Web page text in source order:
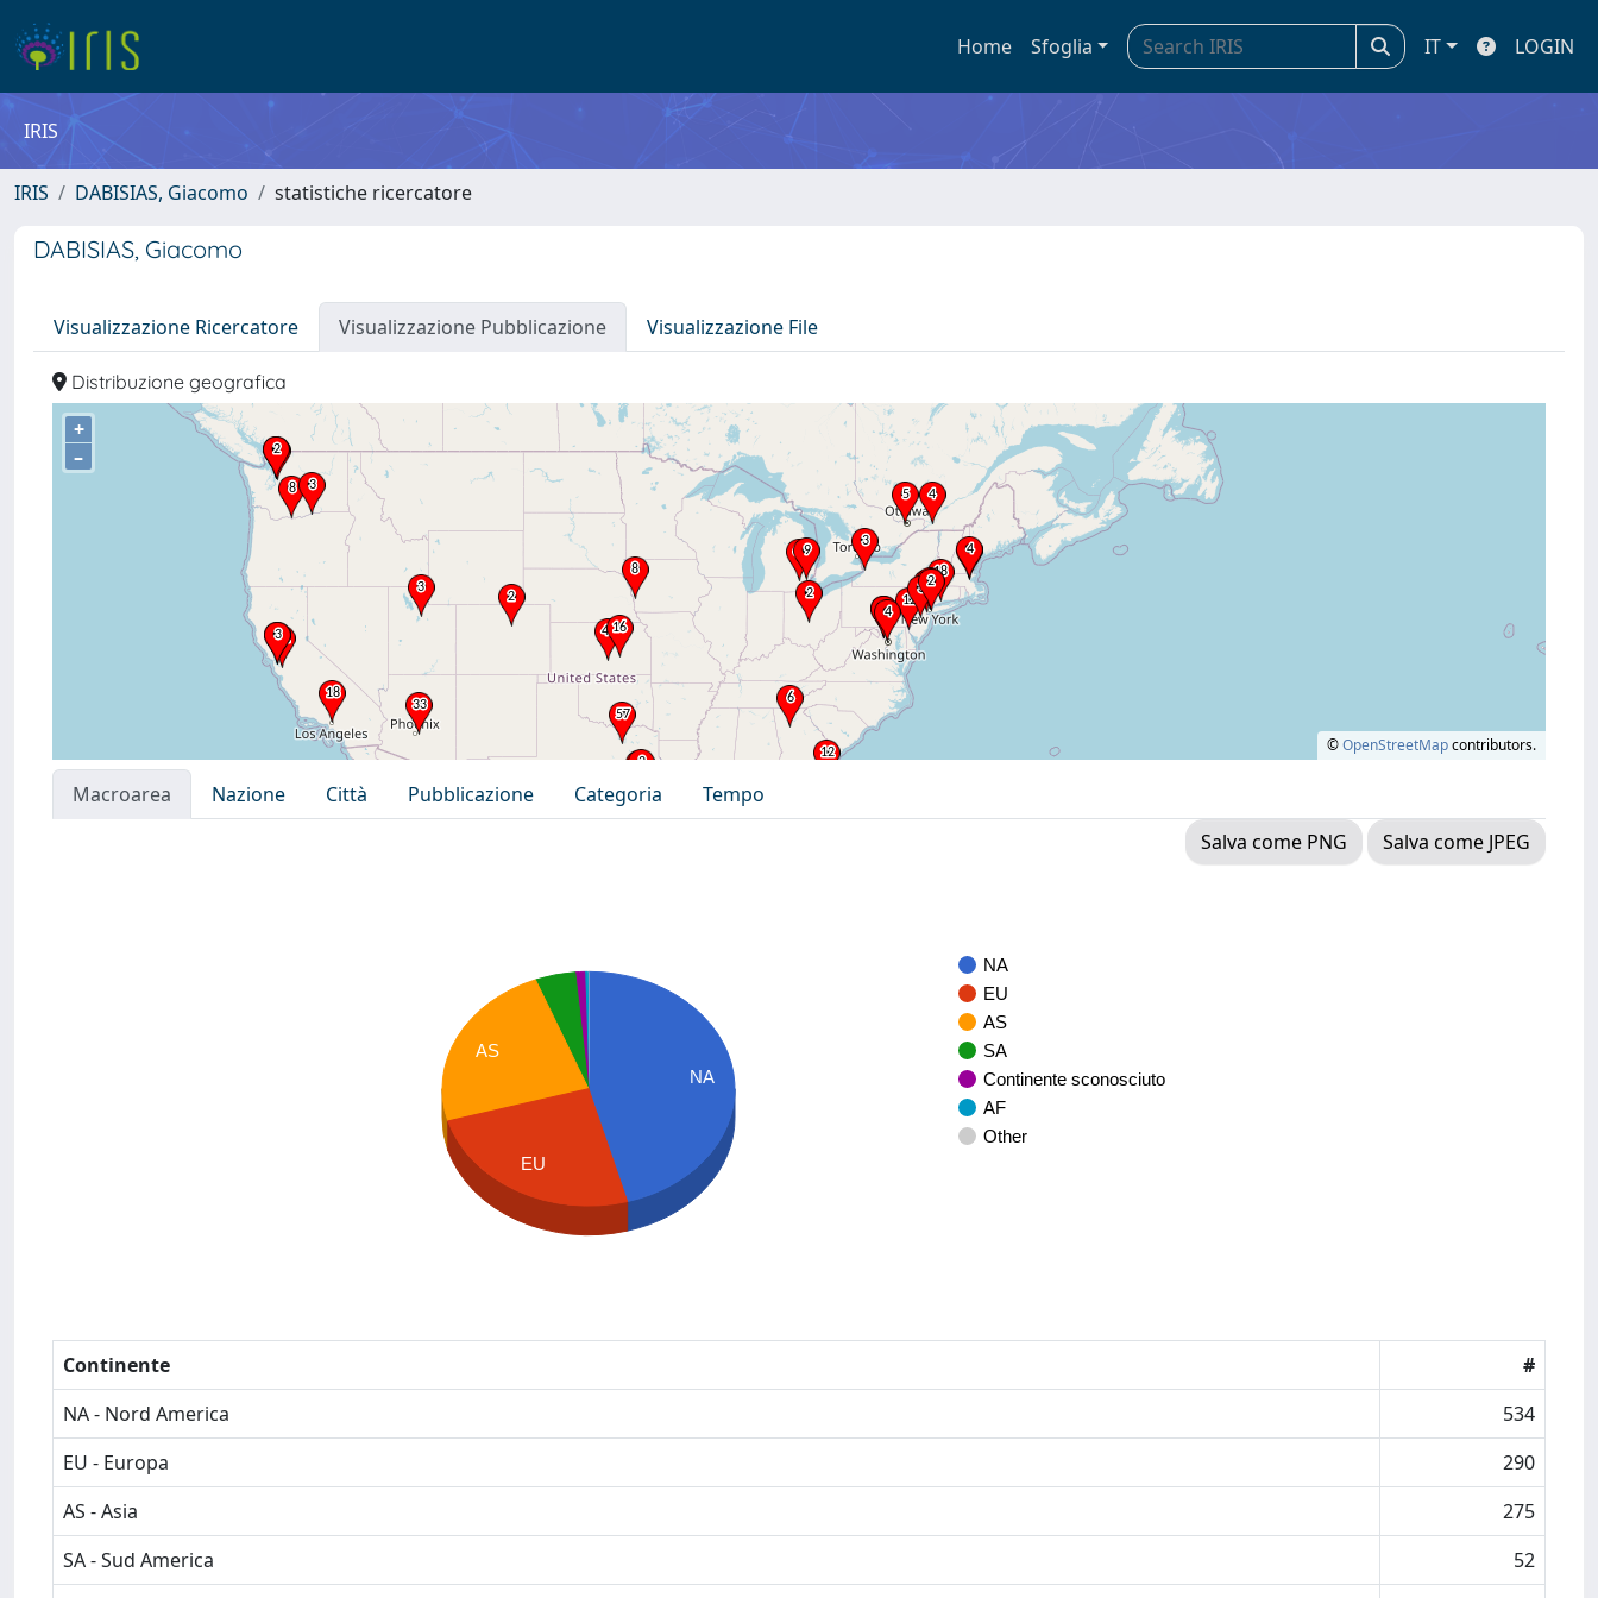
Home Sfoglia IT LOGIN
IRIS
IRIS DABISIAS, Giacomo statistiche ricercatore
DABISIAS, Giacomo
Visualizzazione Ricercatore Visualizzazione Pubblicazione Visualizzazione File
Distribuzione geografica
+
–
©OpenStreetMapcontributors.
Macroarea Nazione Città Pubblicazione Categoria
Tempo
Salva come PNG
Salva come JPEG
NA
EU
AS
SA
Continente sconosciuto
AF
Other
NA
AS
EU
Continente
#
NA - Nord America
534
EU - Europa
290
AS - Asia
275
SA - Sud America
52